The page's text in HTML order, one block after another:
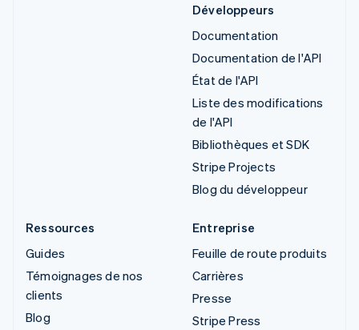
Développeurs
Documentation
Documentation de l'API
État de l'API
Liste des modifications
de l'API
Bibliothèques et SDK
Stripe Projects
Blog du développeur
Ressources
Guides
Témoignages de nos
clients
Blog
Entreprise
Feuille de route produits
Carrières
Presse
Stripe Press